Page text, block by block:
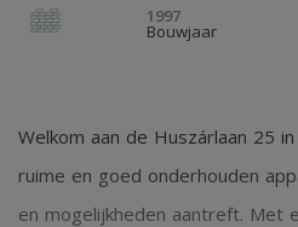
1997
Bouwjaar
Welkom aan de Huszárlaan 25
ruime en goed onderhouden
en mogelijkheden aantreft. Met